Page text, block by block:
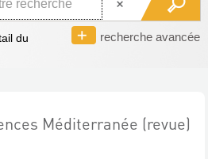
recherche avancée
du
Méditerranée (revue)